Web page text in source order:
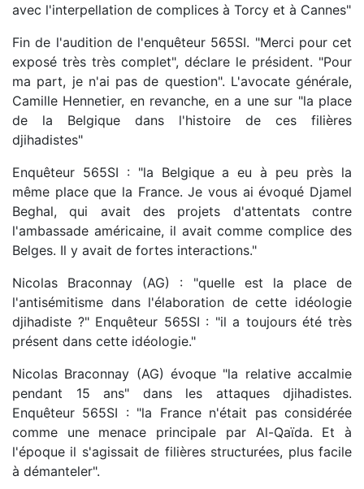
avec l'interpellation de complices à Torcy et à Cannes"
Fin de l'audition de l'enquêteur 565SI. "Merci pour cet
exposé très très complet", déclare le président. "Pour
ma part, je n'ai pas de question". L'avocate générale,
Camille Hennetier, en revanche, en a une sur "la place
de la Belgique dans l'histoire de ces filières
djihadistes"
Enquêteur 565SI : "la Belgique a eu à peu près la
même place que la France. Je vous ai évoqué Djamel
Beghal, qui avait des projets d'attentats contre
l'ambassade américaine, il avait comme complice des
Belges. Il y avait de fortes interactions."
Nicolas Braconnay (AG) : "quelle est la place de
l'antisémitisme dans l'élaboration de cette idéologie
djihadiste ?" Enquêteur 565SI : "il a toujours été très
présent dans cette idéologie."
Nicolas Braconnay (AG) évoque "la relative accalmie
pendant 15 ans" dans les attaques djihadistes.
Enquêteur 565SI : "la France n'était pas considérée
comme une menace principale par Al-Qaïda. Et à
l'époque il s'agissait de filières structurées, plus facile
à démanteler".